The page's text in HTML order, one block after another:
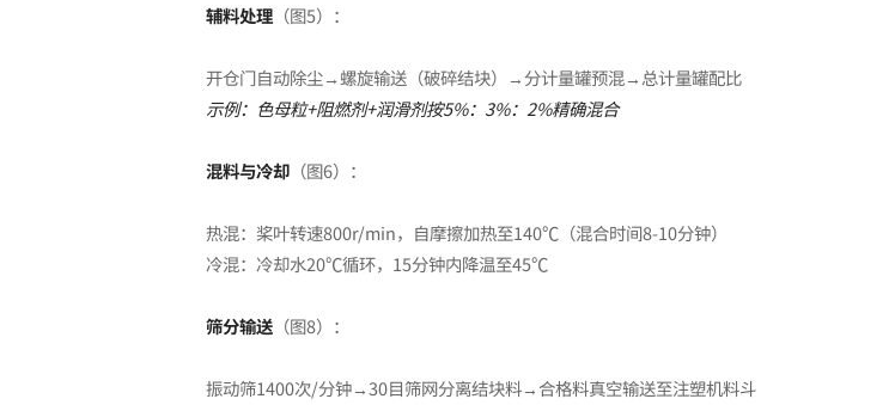
辅料处理 （图5）：
开仓门自动除尘→螺旋输送（破碎结块）→分计量罐预混→总计量罐配比
示例：色母粒+阻燃剂+润滑剂按5%：3%：2%精确混合
混料与冷却 （图6）：
热混：桨叶转速800r/min，自摩擦加热至140℃（混合时间8-10分钟）
冷混：冷却水20℃循环，15分钟内降温至45℃
筛分输送 （图8）：
振动筛1400次/分钟→30目筛网分离结块料→合格料真空输送至注塑机料斗